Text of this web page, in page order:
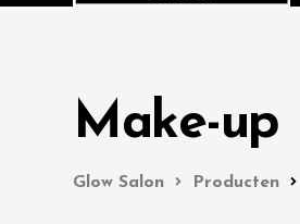
Make-up
Glow Salon Producten